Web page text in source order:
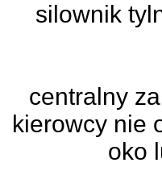
silownik
centralny
kierowcy nie
oko